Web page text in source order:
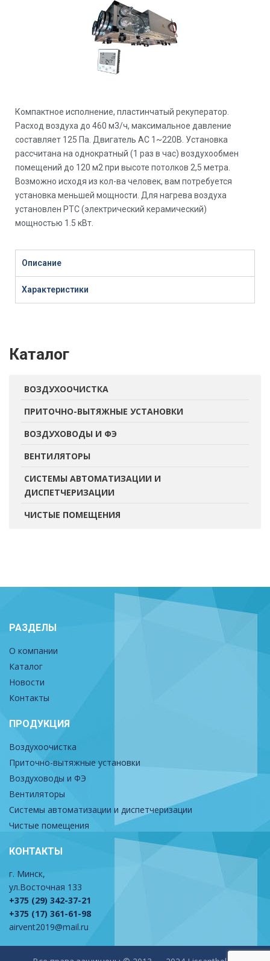
Компактное исполнение, пластинчатый рекуператор.
Расход воздуха до 460 м3/ч, максимальное давление
составляет 125 Па. Двигатель AC 1~220В. Установка
рассчитана на однократный (1 раз в час) воздухообмен
помещений до 120 м2 при высоте потолков 2,5 метра.
Возможно исходя из кол-ва человек, вам потребуется
установка меньшей мощности. Для нагрева воздуха
установлен PTC (электрический керамический)
мощностью 1.5 кВт.
Описание
Характеристики
Каталог
ВОЗДУХООЧИСТКА
ПРИТОЧНО-ВЫТЯЖНЫЕ УСТАНОВКИ
ВОЗДУХОВОДЫ И ФЭ
ВЕНТИЛЯТОРЫ
СИСТЕМЫ АВТОМАТИЗАЦИИ И
ДИСПЕТЧЕРИЗАЦИИ
ЧИСТЫЕ ПОМЕЩЕНИЯ
РАЗДЕЛЫ
О компании
Каталог
Новости
Контакты
ПРОДУКЦИЯ
Воздухоочистка
Приточно-вытяжные установки
Воздуховоды и ФЭ
Вентиляторы
Системы автоматизации и диспетчеризации
Чистые помещения
КОНТАКТЫ
г. Минск,
ул.Восточная 133
+375 (29) 342-37-21
+375 (17) 361-61-98
airvent2019@mail.ru